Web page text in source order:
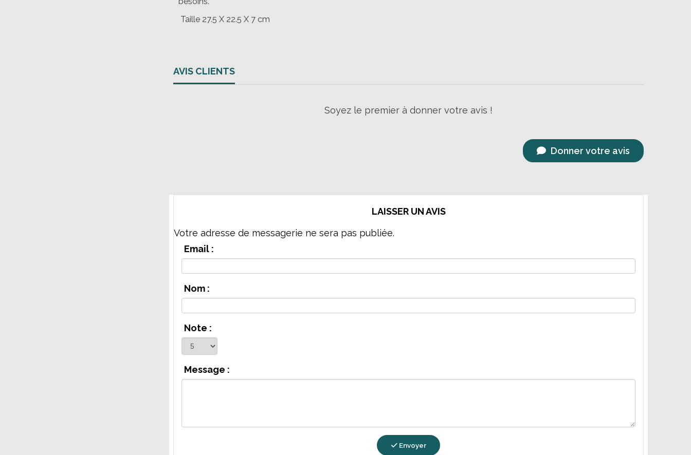
Taille 27.5 X 22.5 X 7 cm
AVIS CLIENTS
Soyez le premier à donner votre avis !
Donner votre avis
LAISSER UN AVIS
Votre adresse de messagerie ne sera pas publiée.
Email :
Nom :
Note :
Message :
Envoyer